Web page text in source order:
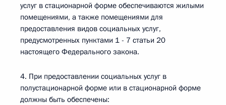
услуг в стационарной форме обеспечиваются жилыми
помещениями, а также помещениями для
предоставления видов социальных услуг,
предусмотренных пунктами 1 - 7 статьи 20
настоящего Федерального закона.
4. При предоставлении социальных услуг в
полустационарной форме или в стационарной форме
должны быть обеспечены: